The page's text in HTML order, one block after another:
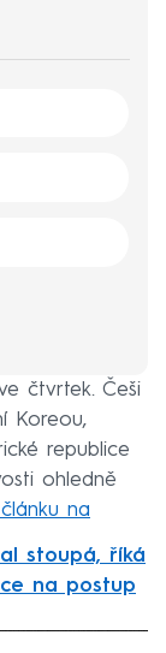
čtvrtek. Češi
Koreou,
republice
ohledně
na
stoupá, říká
na postup